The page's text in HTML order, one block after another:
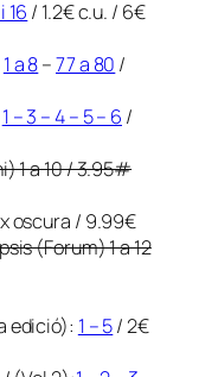
16 / 1.2€ c.u. / 6€
1 a 8–77 a 80 /
1 – 3 – 4 – 5 – 6 /
1 a 10 / 3.95#
oscura / 9.99€
(Forum) 1 a 12
edició): 1 – 5/ 2€